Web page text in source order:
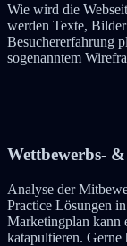
Wie wird die
werden Texte,
Besuchererfahrung
sogenanntem
Wettbewerbs-
Analyse der
Practice Lösungen
Marketingplan kann
katapultieren. Gerne